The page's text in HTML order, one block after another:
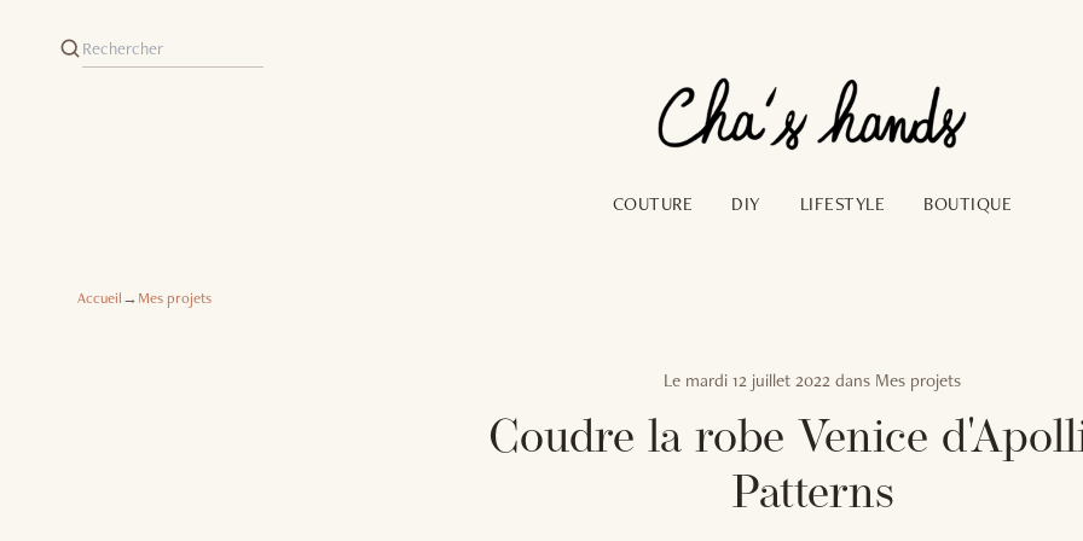
COUTURE DIY LIFESTYLE BOUTIQUE
Accueil→Mes projets
Le mardi 12 juillet 2022 dans Mes projets
Coudre la robe Venice
Patterns